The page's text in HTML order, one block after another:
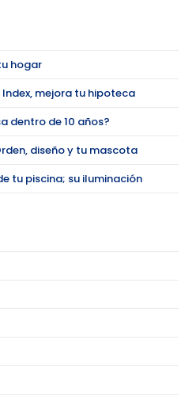
hogar
mejora tu hipoteca
dentro de 10 años?
diseño y tu mascota
tu piscina; su iluminación